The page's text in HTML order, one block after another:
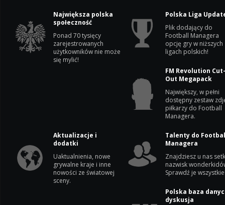
Największa polska
społeczność
Ponad 70 tysięcy
zarejestrowanych
użytkowników nie może
się mylić!
Polska Liga
Plik dodający do
Football Managera
opcję gry w niższych
ligach polskich!
FM Revolution
Out Megapack
Największy, w pełni
dostępny zestaw
piłkarzy do Football
Managera.
Aktualizacje i
dodatki
Uaktualnienia, nowe
grywalne kraje i inne
nowości ze światowej
sceny.
Talenty do
Managera
Znajdziesz u nas
nazwisk
Sprawdź je
Polska baza
dyskusja